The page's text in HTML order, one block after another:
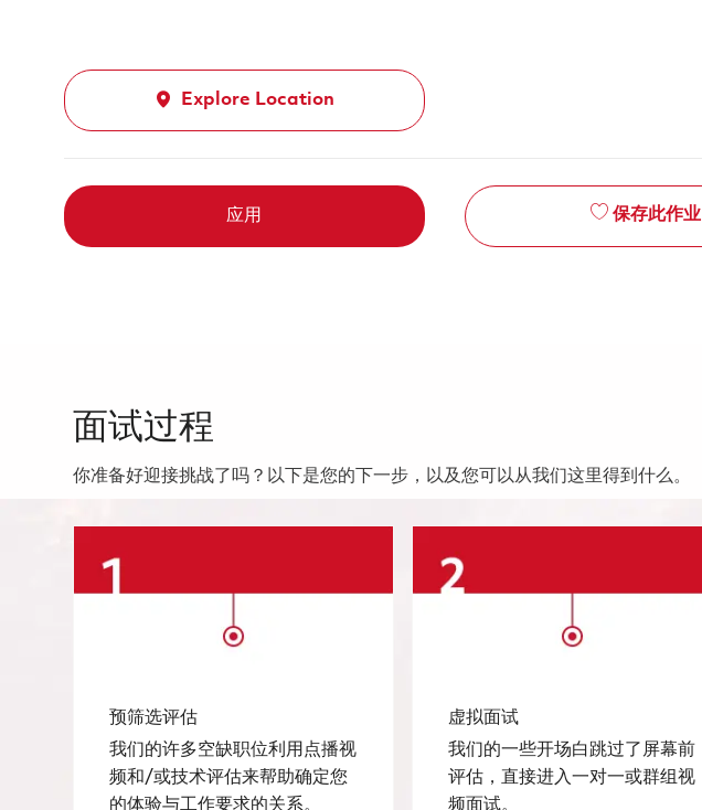
Explore Location
应用 保存此作业
面试过程
你准备好迎接挑战了吗？以下是您的下一步，以及您可以从我们这里得到什么。
预筛选评估
我们的许多空缺职位利用点播视
频和/或技术评估来帮助确定您
的体验与工作要求的关系。
虚拟面试
我们的一些开场白跳过了屏幕前
评估，直接进入一对一或群组视
频面试。